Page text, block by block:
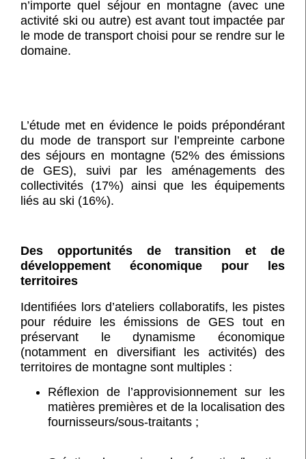
n’importe quel séjour en montagne (avec une
activité ski ou autre) est avant tout impactée par
le mode de transport choisi pour se rendre sur le
domaine.
L’étude met en évidence le poids prépondérant
du mode de transport sur l’empreinte carbone
des séjours en montagne (52% des émissions
de GES), suivi par les aménagements des
collectivités (17%) ainsi que les équipements
liés au ski (16%).
Des opportunités de transition et de
développement économique pour les
territoires
Identifiées lors d’ateliers collaboratifs, les pistes
pour réduire les émissions de GES tout en
préservant le dynamisme économique
(notamment en diversifiant les activités) des
territoires de montagne sont multiples :
Réflexion de l’approvisionnement sur les
matières premières et de la localisation des
fournisseurs/sous-traitants ;